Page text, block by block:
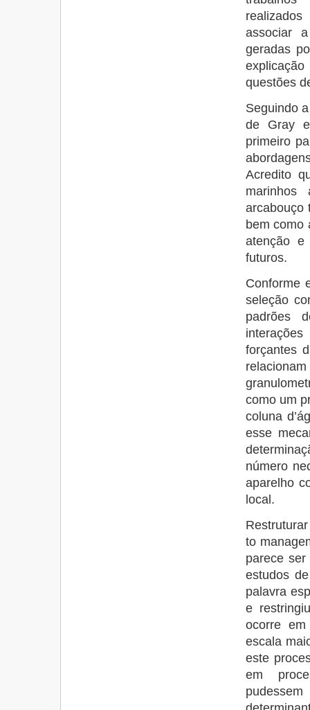
associar
geradas
questões
Seguindo
de Gray
primeiro
Acredito
marinhos
arcabouço
bem como
atenção
futuros.
Conforme
seleção
padrões
forçantes
como um
coluna
esse
número
aparelho
local.
to
parece
estudos
palavra
e
ocorre
escala
este
em